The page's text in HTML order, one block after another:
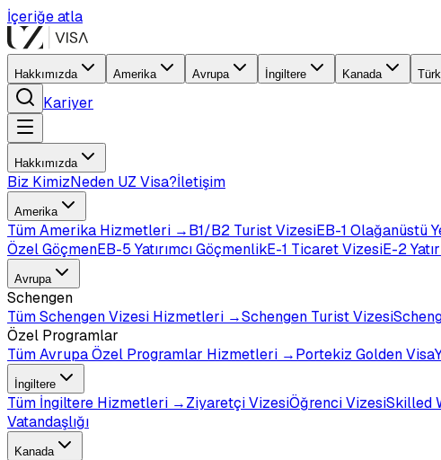
İçeriğe atla
Hakkımızda Amerika Avrupa İngiltere Kanada
Kariyer
Hakkımızda
Biz KimizNeden UZ Visa?İletişim
Amerika
TümAmerika Hizmetleri →B1/B2 Turist VizesiEB-1 Olağanüstü
Özel GöçmenEB-5 Yatırımcı GöçmenlikE-1 Ticaret VizesiE-2
Avrupa
Schengen
TümSchengen Vizesi Hizmetleri →Schengen Turist Vizesi
Özel Programlar
TümAvrupa Özel Programlar Hizmetleri →Portekiz Golden Visa
İngiltere
Tüm İngiltere Hizmetleri →Ziyaretçi VizesiÖğrenci VizesiSkilled
Vatandaşlığı
Kanada